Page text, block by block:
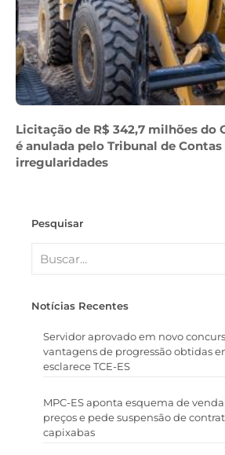
Licitação de R$ 342,7 milhões do
é anulada pelo Tribunal de
irregularidades
Pesquisar
Notícias Recentes
Servidor aprovado em novo
vantagens de progressão obtidas
esclarece TCE-ES
MPC-ES aponta esquema de
preços e pede suspensão de
capixabas